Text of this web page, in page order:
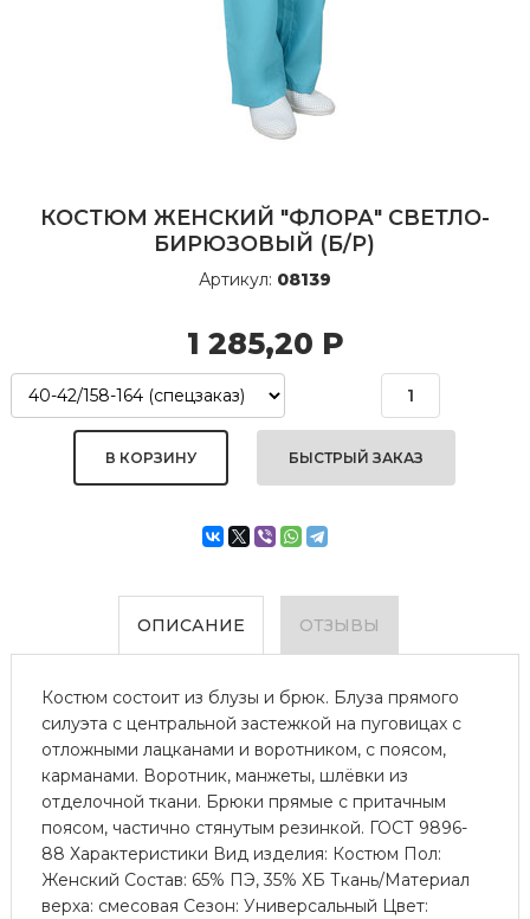
КОСТЮМ ЖЕНСКИЙ "ФЛОРА" СВЕТЛО-
БИРЮЗОВЫЙ (Б/Р)
Артикул: 08139
1 285,20 Р
БЫСТРЫЙ ЗАКАЗ
ОПИСАНИЕ ОТЗЫВЫ
Костюм состоит из блузы и брюк. Блуза прямого
силуэта с центральной застежкой на пуговицах с
отложными лацканами и воротником, с поясом,
карманами. Воротник, манжеты, шлёвки из
отделочной ткани. Брюки прямые с притачным
поясом, частично стянутым резинкой. ГОСТ 9896-
88 Характеристики Вид изделия: Костюм Пол:
Женский Состав: 65% ПЭ, 35% ХБ Ткань/Материал
верха: смесовая Сезон: Универсальный Цвет: